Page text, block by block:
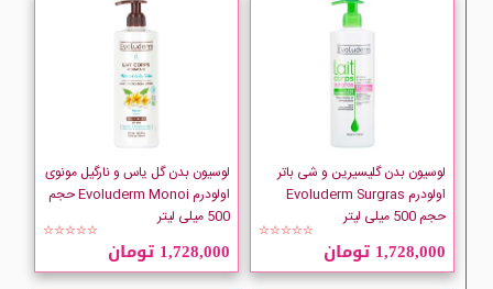
CUBA
Dafi
DENIM
Derma clean
Dettol
لوسیون بدن گلیسیرین و شی باتر
اولودرم Evoluderm Surgras
حجم 500 میلی لیتر
☆☆☆☆☆
1,728,000 تومان
لوسیون بدن گل یاس و نارگیل مونوی
اولودرم Evoluderm Monoi حجم
500 میلی لیتر
☆☆☆☆☆
1,728,000 تومان